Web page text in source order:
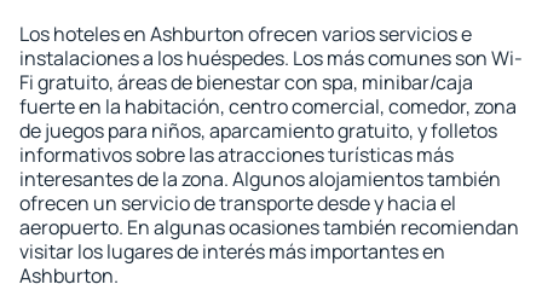
Los hoteles en Ashburton ofrecen varios servicios e
instalaciones a los huéspedes. Los más comunes son Wi-
Fi gratuito, áreas de bienestar con spa, minibar/caja
fuerte en la habitación, centro comercial, comedor, zona
de juegos para niños, aparcamiento gratuito, y folletos
informativos sobre las atracciones turísticas más
interesantes de la zona. Algunos alojamientos también
ofrecen un servicio de transporte desde y hacia el
aeropuerto. En algunas ocasiones también recomiendan
visitar los lugares de interés más importantes en
Ashburton.